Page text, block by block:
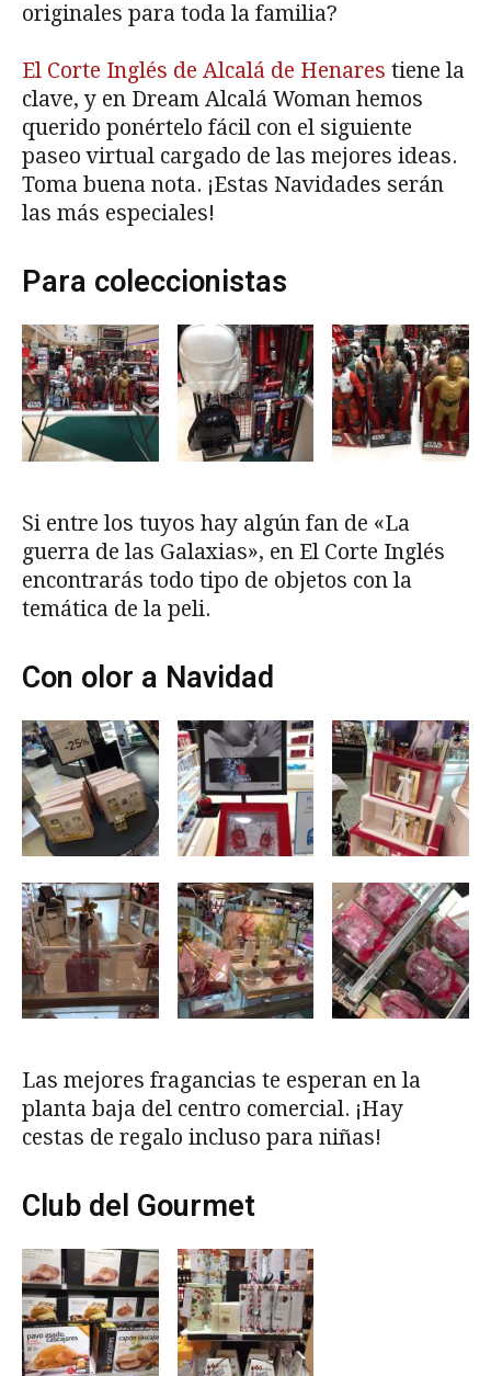
originales para toda la familia?
El Corte Inglés de Alcalá de Henares tiene la
clave, y en Dream Alcalá Woman hemos
querido ponértelo fácil con el siguiente
paseo virtual cargado de las mejores ideas.
Toma buena nota. ¡Estas Navidades serán
las más especiales!
Para coleccionistas
Si entre los tuyos hay algún fan de «La
guerra de las Galaxias», en El Corte Inglés
encontrarás todo tipo de objetos con la
temática de la peli.
Con olor a Navidad
Las mejores fragancias te esperan en la
planta baja del centro comercial. ¡Hay
cestas de regalo incluso para niñas!
Club del Gourmet